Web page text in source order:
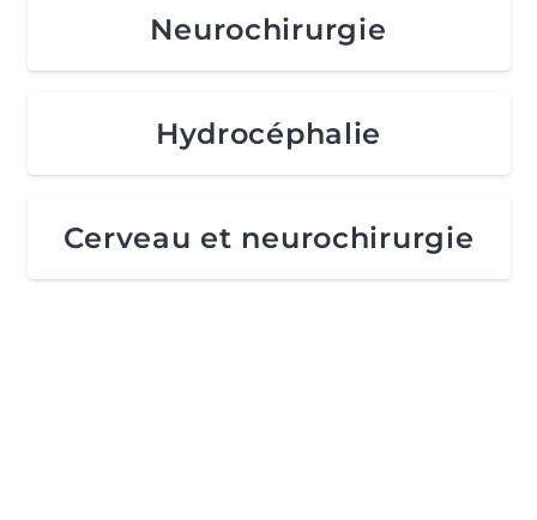
Neurochirurgie
Hydrocéphalie
Cerveau et neurochirurgie